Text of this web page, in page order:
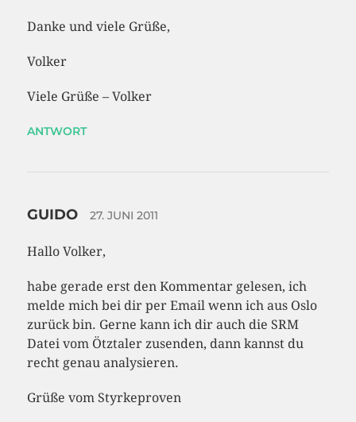
Danke und viele Grüße,
Volker
Viele Grüße – Volker
ANTWORT
GUIDO 27. JUNI 2011
Hallo Volker,
habe gerade erst den Kommentar gelesen, ich
melde mich bei dir per Email wenn ich aus Oslo
zurück bin. Gerne kann ich dir auch die SRM
Datei vom Ötztaler zusenden, dann kannst du
recht genau analysieren.
Grüße vom Styrkeproven